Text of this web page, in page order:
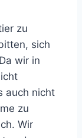
zu
sich
wir in
auch nicht
zu
Wir